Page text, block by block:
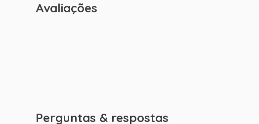
Avaliações
Perguntas & respostas